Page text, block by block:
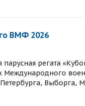
ВМФ 2026
регата
Выборга,